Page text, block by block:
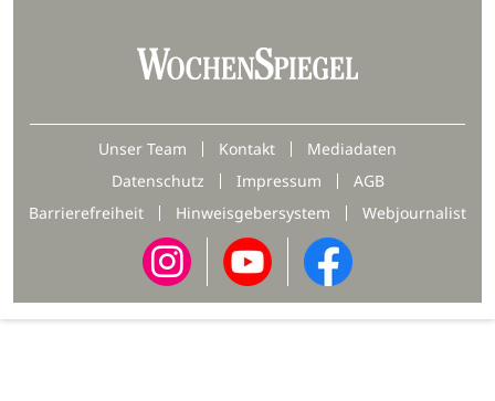
Unser Team Kontakt
Mediadaten
Datenschutz
Impressum
AGB
Barrierefreiheit
Hinweisgebersystem Webjournalist